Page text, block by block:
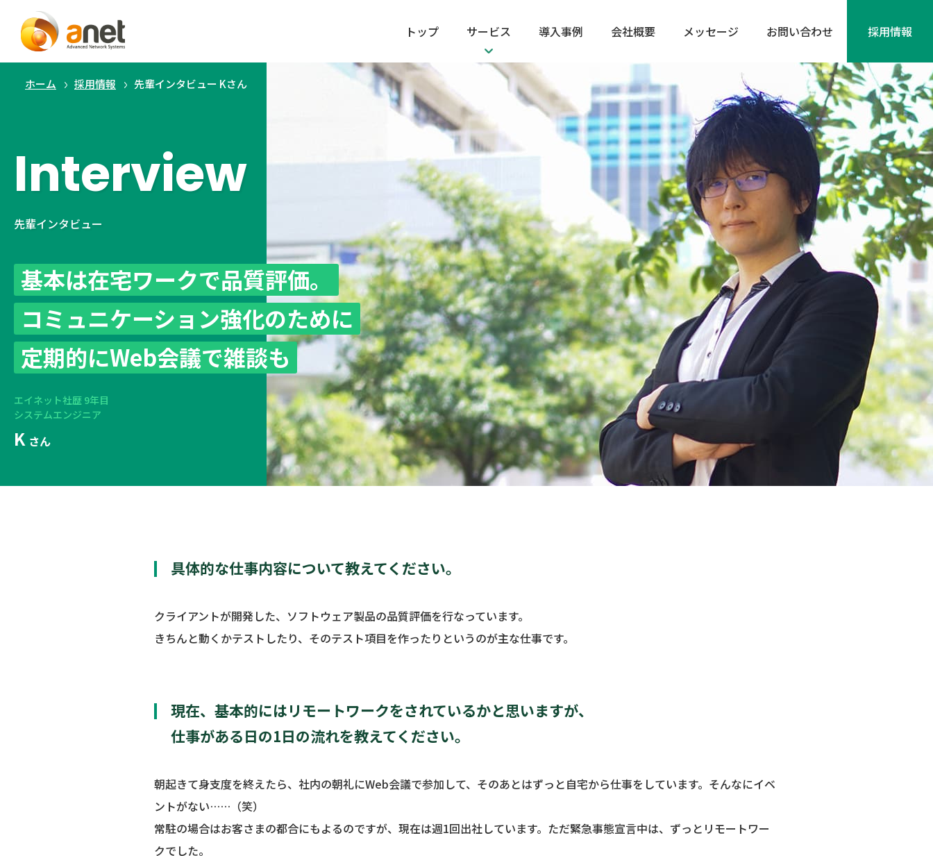
トップ サービス
BPO事業
ビジュアルコミュニケーション事業
ITコンサルティング
導入事例 会社概要 メッセージ お問い合わせ 採⽤情報
ホーム 採用情報 先輩インタビュー Kさん
Interview
先輩インタビュー
基本は在宅ワークで品質評価。
コミュニケーション強化のために
定期的にWeb会議で雑談も
エイネット社歴 9年目
システムエンジニア
K さん
具体的な仕事内容について教えてください。
クライアントが開発した、ソフトウェア製品の品質評価を行なっています。
きちんと動くかテストしたり、そのテスト項目を作ったりというのが主な仕事です。
現在、基本的にはリモートワークをされているかと思いますが、
仕事がある日の1日の流れを教えてください。
朝起きて身支度を終えたら、社内の朝礼にWeb会議で参加して、そのあとはずっと自宅から仕事をしています。そんなにイベ
ントがない……（笑）
常駐の場合はお客さまの都合にもよるのですが、現在は週1回出社しています。ただ緊急事態宣言中は、ずっとリモートワー
クでした。